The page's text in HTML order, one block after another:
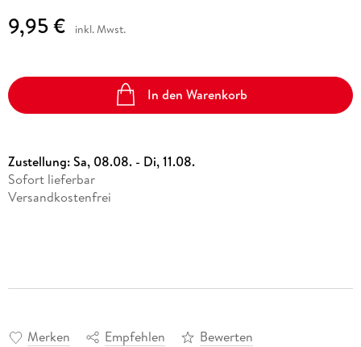
9,95 € inkl. Mwst.
In den Warenkorb
Zustellung:Sa, 08.08. - Di, 11.08.
Sofort lieferbar
Versandkostenfrei
Merken Empfehlen Bewerten